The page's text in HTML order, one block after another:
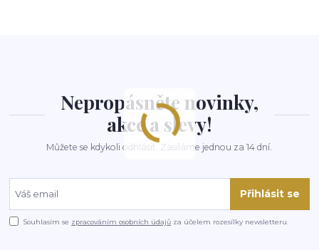
Nepropásněte novinky,
akce a slevy!
Můžete se kdykoli odhlásit. Zasíláme jednou za 14 dní.
Přihlásit se
Souhlasím se zpracováním osobních údajů za účelem rozesílky newsletteru.